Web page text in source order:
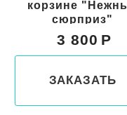
орхидей
4 000
ЗАКАЗАТЬ